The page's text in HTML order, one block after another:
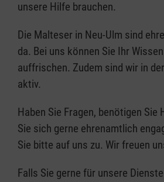
unsere Hilfe brauchen.
Die Malteser in Neu-Ulm sind
da. Bei uns können Sie Ihr
auffrischen. Zudem sind wir in
aktiv.
Haben Sie Fragen, benötigen Sie
Sie sich gerne ehrenamtlich
Sie bitte auf uns zu. Wir freuen
Falls Sie gerne für unsere